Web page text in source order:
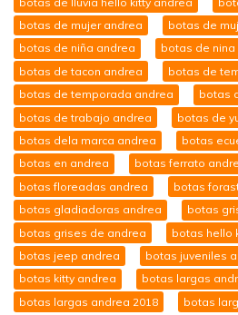
botas de mujer andrea
botas de
botas de niña andrea
botas de
botas de tacon andrea
botas de
botas de temporada andrea
botas
botas de trabajo andrea
botas de
botas dela marca andrea
botas
botas en andrea
botas ferrato
botas floreadas andrea
botas
botas gladiadoras andrea
botas
botas grises de andrea
botas hello
botas jeep andrea
botas juveniles
botas kitty andrea
botas largas
botas largas andrea 2018
botas